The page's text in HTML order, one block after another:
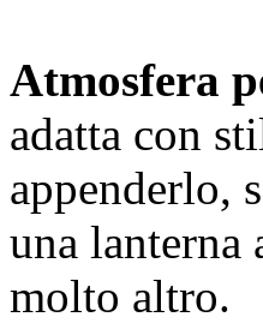
Atmosfera
adatta con
appenderlo,
una lanterna
molto altro.